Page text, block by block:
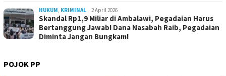
HUKUM, KRIMINAL 2 April 2026
Skandal Rp1,9 Miliar di Ambalawi, Pegadaian Harus
Bertanggung Jawab! Dana Nasabah Raib, Pegadaian
Diminta Jangan Bungkam!
POJOK PP